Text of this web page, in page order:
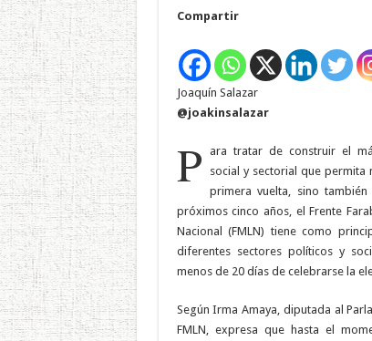
Compartir
Joaquín Salazar
@joakinsalazar
P
ara tratar de construir el
social y sectorial que permita
primera vuelta, sino
próximos cinco años, el Frente
Nacional (FMLN) tiene como
diferentes sectores políticos y
menos de 20 días de celebrarse la
Según Irma Amaya, diputada al
FMLN, expresa que hasta el